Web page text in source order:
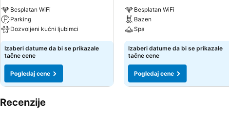
Besplatan WiFi
Parking
Dozvoljeni kućni ljubimci
Izaberi datume da bi se prikazale
tačne cene
Pogledaj cene
Besplatan WiFi
Bazen
Spa
Izaberi datume da bi se prikazale
tačne cene
Pogledaj cene
Recenzije